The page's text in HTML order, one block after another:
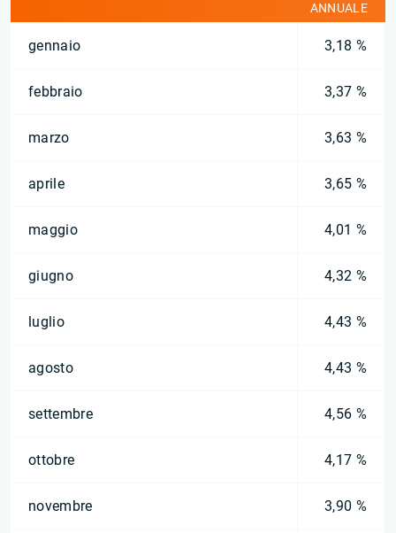
ANNUALE
gennaio 3,18 %
febbraio 3,37 %
marzo 3,63 %
aprile 3,65 %
maggio 4,01 %
giugno 4,32 %
luglio 4,43 %
agosto 4,43 %
settembre 4,56 %
ottobre 4,17 %
novembre 3,90 %